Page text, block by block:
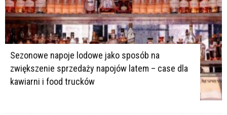
Sezonowe napoje lodowe jako sposób na
zwiększenie sprzedaży napojów latem – case dla
kawiarni i food trucków